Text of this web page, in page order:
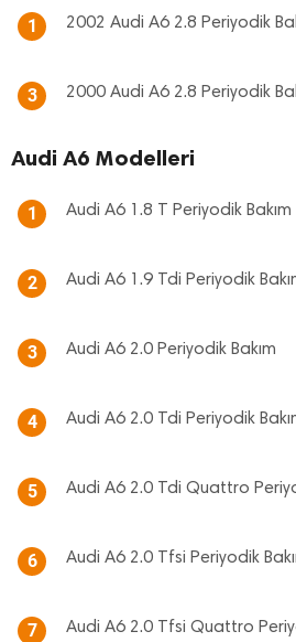
1 2002 Audi A6 2.8 Periyodik
3 2000 Audi A6 2.8 Periyodik
Audi A6 Modelleri
1 Audi A6 1.8 T Periyodik Bakım
2 Audi A6 1.9 Tdi Periyodik
3 Audi A6 2.0 Periyodik Bakım
4 Audi A6 2.0 Tdi Periyodik
5 Audi A6 2.0 Tdi Quattro
6 Audi A6 2.0 Tfsi Periyodik
7 Audi A6 2.0 Tfsi Quattro